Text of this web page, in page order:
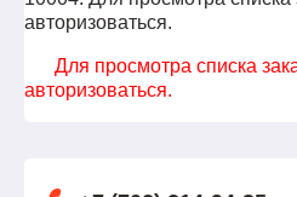
авторизоваться.
Для просмотра списка
авторизоваться.